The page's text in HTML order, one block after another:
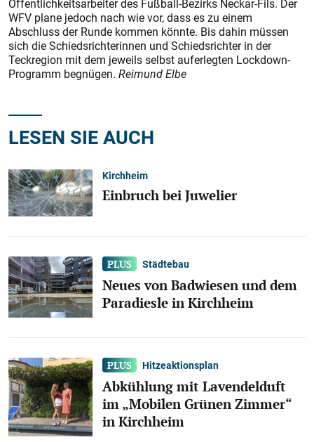
Öffentlichkeitsarbeiter des Fußball-Bezirks Neckar-Fils. Der
WFV plane jedoch nach wie vor, dass es zu einem
Abschluss der Runde kommen könnte. Bis dahin müssen
sich die Schiedsrichterinnen und Schiedsrichter in der
Teckregion mit dem jeweils selbst auferlegten Lockdown-
Programm begnügen. Reimund Elbe
LESEN SIE AUCH
Kirchheim
Einbruch bei Juwelier
Städtebau
Neues von Badwiesen und dem
Paradiesle in Kirchheim
Hitzeaktionsplan
Abkühlung mit Lavendelduft
im „Mobilen Grünen Zimmer“
in Kirchheim